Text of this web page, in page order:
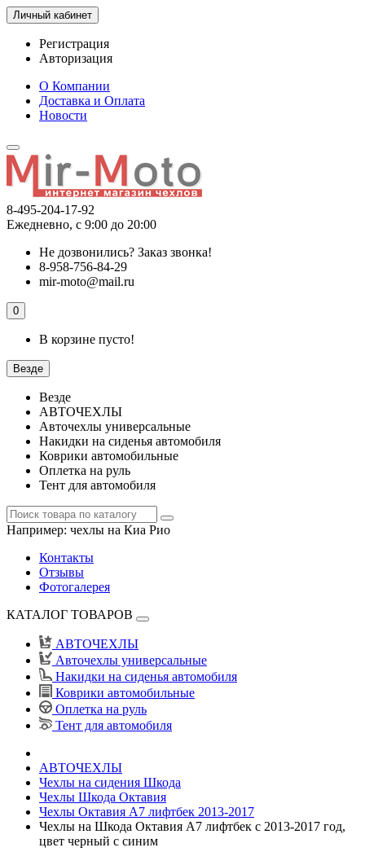
Личный кабинет
Регистрация
Авторизация
О Компании
Доставка и Оплата
Новости
8-495-204-17-92
Ежедневно, с 9:00 до 20:00
Не дозвонились? Заказ звонка!
8-958-756-84-29
mir-moto@mail.ru
0
В корзине пусто!
Везде
Везде
АВТОЧЕХЛЫ
Авточехлы универсальные
Накидки на сиденья автомобиля
Коврики автомобильные
Оплетка на руль
Тент для автомобиля
Например: чехлы на Киа Рио
Контакты
Отзывы
Фотогалерея
КАТАЛОГ ТОВАРОВ
АВТОЧЕХЛЫ
Авточехлы универсальные
Накидки на сиденья автомобиля
Коврики автомобильные
Оплетка на руль
Тент для автомобиля
АВТОЧЕХЛЫ
Чехлы на сидения Шкода
Чехлы Шкода Октавия
Чехлы Октавия А7 лифтбек 2013-2017
Чехлы на Шкода Октавия А7 лифтбек с 2013-2017 год,
цвет черный с синим